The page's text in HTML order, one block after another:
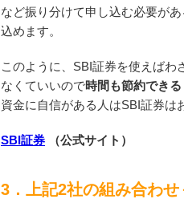
など振り分けて申し込む必要が
込めます。
このように、SBI証券を使えばわ
なくていいので時間も節約できる
資金に自信がある人はSBI証券は
SBI証券 （公式サイト）
3．上記2社の組み合わ